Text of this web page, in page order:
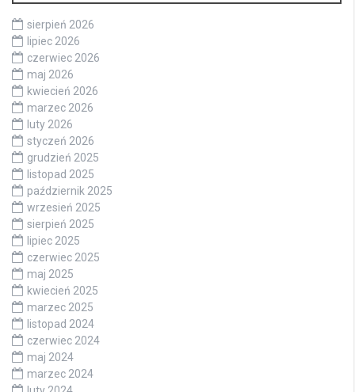
sierpień 2026
lipiec 2026
czerwiec 2026
maj 2026
kwiecień 2026
marzec 2026
luty 2026
styczeń 2026
grudzień 2025
listopad 2025
październik 2025
wrzesień 2025
sierpień 2025
lipiec 2025
czerwiec 2025
maj 2025
kwiecień 2025
marzec 2025
listopad 2024
czerwiec 2024
maj 2024
marzec 2024